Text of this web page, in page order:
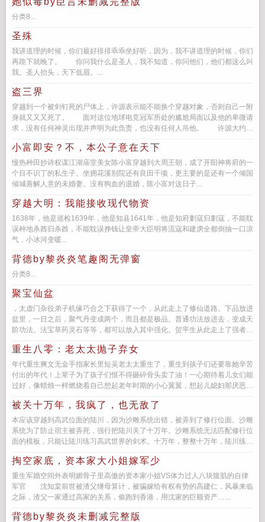
分类8...
圣殊
我讲道理的时候，你们最好排排乖乖坐好听，因为，我不讲道理的时候，你们
再跪下就晚了。 你问我什么是圣人，我不知道，你问他们，他们都这么叫
我。圣人抬头，天下低眉。...
盗三界
穿越到一个被剑钉死的尸体上，许源表示能不能换个穿越对象，否则自己一附
身就又又又死了。 面对这位地球电竞冠军所处的尴尬局面以及他的卑微请
求，没有任何神灵出现并声明为此负责，也没有任何人吊他。 许源大约的
小富即安？不，本公子意在天下
慢热种田抄诗权谋江湖庙堂美女陈小富穿越到大周王朝，成了开阳神将府的一
个目不识丁的私生子。坐拥花溪别院还有良田千顷，更主要的是还有一个倾国
倾城善解人意的未婚妻。没有狗血的退婚，陈小富对这日子...
穿越大明：我能接收现代物资
1638年，他是巡检1639年，他是知县1641年，他是知府剿寇归剿寇，不能耽
误种地杀酋归杀酋，不能耽误挣钱让皇帝大臣明将流寇和建虏全都倒抽一口凉
气，小冰河变暖...
背德by黎炎炎笔趣阁无弹窗
分类8...
聚宝仙盆
，太虚门杂役弟子机缘巧合之下获得了一个，从此走上了修仙道路。下品放进
盆里，一日之后，聚气丹变成两个，而且都是极品。普通功法放进去，变成天
阶功法。法宝草药灵石等等，都可以放入其中强化。贺平生从此走上了强者巅
重生八零：老太太抛子弃女
年代重生爽文无金手指家长里短吴老太太重生了，重生到孩子们还要靠她辛苦
付出的年代！上辈子为了孩子们恨不得砸碎骨头卖了油！一心期待着儿女们能
过好，像蜡烛一样燃烧着自己想起老年时期的小心翼翼，想起儿媳妇那厌恶的
被关十万年，我疯了，也无敌了
本应该穿越到高武位面的陆川，因为沙雕系统出错，被弄到了修行位面。沙雕
系统为了防止宿主被弄死，强行把陆川关了十万年。沙雕系统无法匹配修行位
面的模板，只能让陆川练习高武世界的剑术。十万年，整整十万年，陆川练成
掏空家底，资本家大小姐嫁军少
重生军婚空间外表明媚骨子里高傲的资本家小姐VS体力过人八块腹肌的自律
军官 沈知棠前世被渣父继母算计，被骗嫁给有权有势的高建仁，风暴来临
之际，渣父一家通过高家的关系，偷跑到香港，用沈家的巨额资产…...
背德by黎炎炎未删减完整版